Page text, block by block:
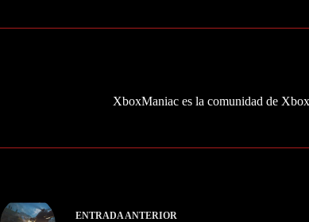
XboxManiac es la comunidad de
ENTRADAANTERIOR